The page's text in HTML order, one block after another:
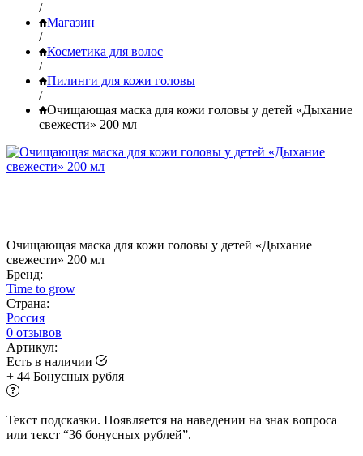
/
Магазин
/
Косметика для волос
/
Пилинги для кожи головы
/
Очищающая маска для кожи головы у детей «Дыхание
свежести» 200 мл
Очищающая маска для кожи головы у детей «Дыхание
свежести» 200 мл
Бренд:
Time to grow
Страна:
Россия
0 отзывов
Артикул:
Есть в наличии
+ 44 Бонусных рубля
Текст подсказки. Появляется на наведении на знак вопроса
или текст “36 бонусных рублей”.